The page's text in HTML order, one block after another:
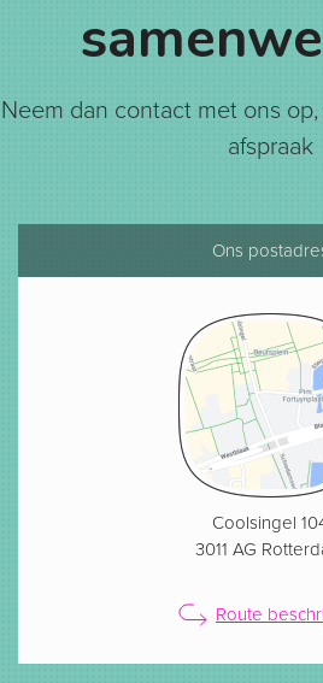
Neem dan contact met ons
afspraak
Ons
Coolsingel
3011 AG
Route